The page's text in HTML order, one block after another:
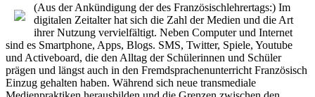
(Aus der Ankündigung der des Französischlehrertags:) Im
digitalen Zeitalter hat sich die Zahl der Medien und die Art
ihrer Nutzung vervielfältigt. Neben Computer und Internet
sind es Smartphone, Apps, Blogs. SMS, Twitter, Spiele, Youtube
und Activeboard, die den Alltag der Schülerinnen und Schüler
prägen und längst auch in den Fremdsprachenunterricht Französisch
Einzug gehalten haben. Während sich neue transmediale